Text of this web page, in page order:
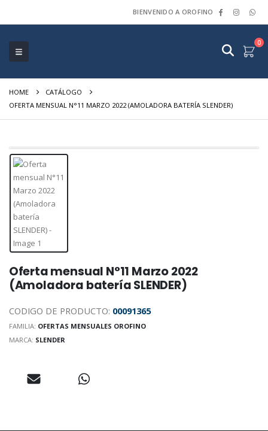
BIENVENIDO A OROFINO
0
HOME
CATÁLOGO
OFERTA MENSUAL N°11 MARZO 2022 (AMOLADORA BATERÍA SLENDER)
Oferta mensual N°11 Marzo 2022
(Amoladora batería SLENDER)
CODIGO DE PRODUCTO: 00091365
FAMILIA: OFERTAS MENSUALES OROFINO
MARCA: SLENDER